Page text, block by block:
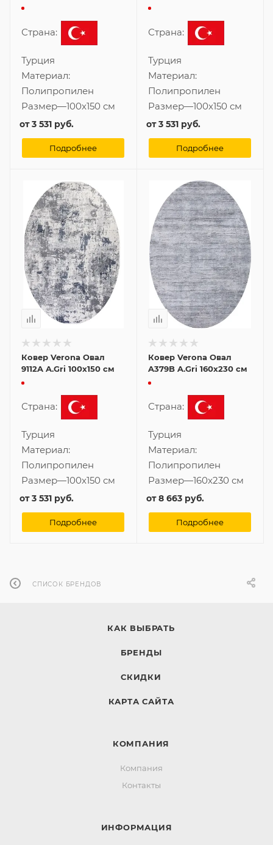
Страна:
Турция
Материал:
Полипропилен
Размер—100x150 см
от3 531 руб.
Подробнее
Страна:
Турция
Материал:
Полипропилен
Размер—100x150 см
от3 531 руб.
Подробнее
Ковер Verona Овал
9112A A.Gri 100x150 см
Страна:
Турция
Материал:
Полипропилен
Размер—100x150 см
от3 531 руб.
Подробнее
Ковер Verona Овал
A379B A.Gri 160x230 см
Страна:
Турция
Материал:
Полипропилен
Размер—160x230 см
от8 663 руб.
Подробнее
СПИСОК БРЕНДОВ
КАК ВЫБРАТЬ
БРЕНДЫ
СКИДКИ
КАРТА САЙТА
КОМПАНИЯ
Компания
Контакты
ИНФОРМАЦИЯ